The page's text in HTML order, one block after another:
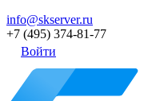
info@skserver.ru
+7 (495) 374-81-77
Войти